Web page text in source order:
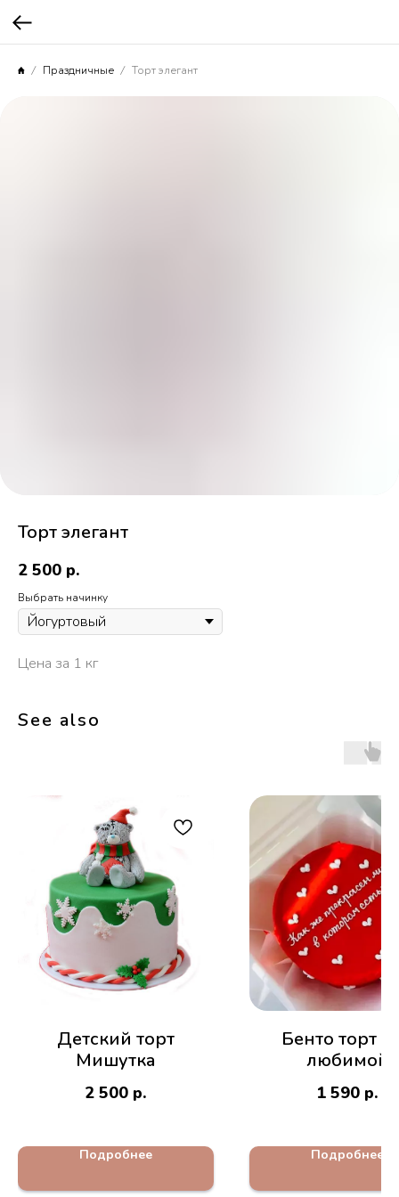
Праздничные Торт элегант
Торт элегант
2 500 р.
Выбрать начинку
Цена за 1 кг
See also
Детский торт
Мишутка
2 500 р.
Подробнее
Бенто торт
любимой
1 590 р.
Подробнее